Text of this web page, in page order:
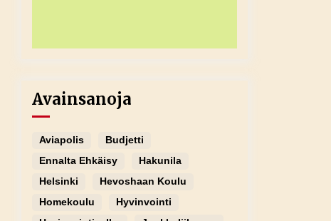
Avainsanoja
Aviapolis
Budjetti
Ennalta Ehkäisy
Hakunila
Helsinki
Hevoshaan Koulu
Homekoulu
Hyvinvointi